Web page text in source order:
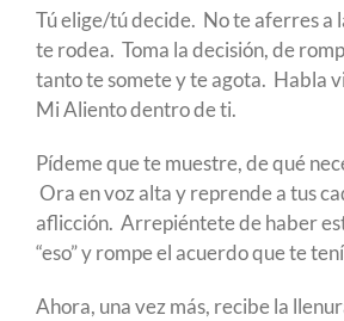
Tú elige/tú decide. No te aferres a
te rodea. Toma la decisión, de
tanto te somete y te agota. Habla
Mi Aliento dentro de ti.
Pídeme que te muestre, de qué
Ora en voz alta y reprende a tus
aflicción. Arrepiéntete de haber
“eso” y rompe el acuerdo que te
Ahora, una vez más, recibe la